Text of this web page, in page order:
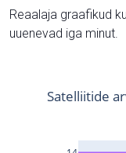
Reaalaja graafikud
uuenevad iga minut.